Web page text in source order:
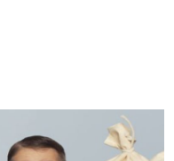
CONTACTO